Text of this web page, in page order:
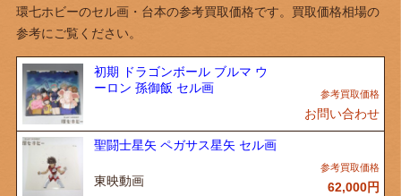
環七ホビーのセル画・台本の参考買取価格です。買取価格相場の
参考にご覧ください。
初期 ドラゴンボール ブルマ ウ
ーロン 孫御飯 セル画
お問い合わせ
聖闘士星矢 ペガサス星矢 セル画
東映動画 62,000円